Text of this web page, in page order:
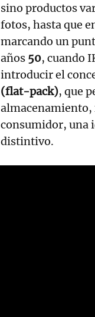
sino productos
fotos, hasta que
marcando un
años 50, cuando
introducir el
(flat-pack), que
almacenamiento,
consumidor, una
distintivo.